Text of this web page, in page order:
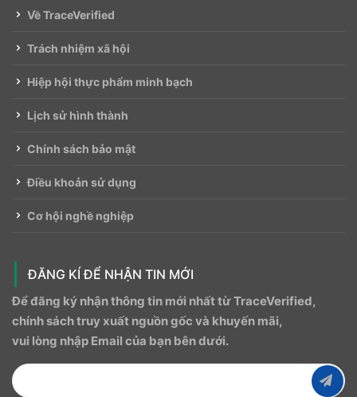
Về TraceVerified
Trách nhiệm xã hội
Hiệp hội thực phẩm minh bạch
Lịch sử hình thành
Chính sách bảo mật
Điều khoản sử dụng
Cơ hội nghề nghiệp
ĐĂNG KÍ ĐỂ NHẬN TIN MỚI
Để đăng ký nhận thông tin mới nhất từ ​​TraceVerified,
chính sách truy xuất nguồn gốc và khuyến mãi,
vui lòng nhập Email của bạn bên dưới.